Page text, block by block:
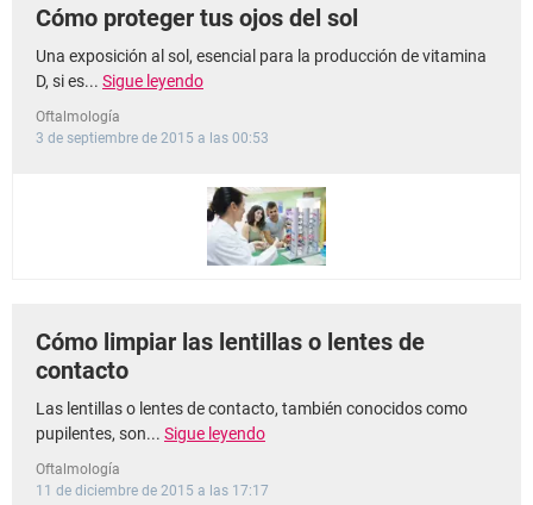
Cómo proteger tus ojos del sol
Una exposición al sol, esencial para la producción de vitamina
D, si es... Sigue leyendo
Oftalmología
3 de septiembre de 2015 a las 00:53
Cómo limpiar las lentillas o lentes de
contacto
Las lentillas o lentes de contacto, también conocidos como
pupilentes, son... Sigue leyendo
Oftalmología
11 de diciembre de 2015 a las 17:17